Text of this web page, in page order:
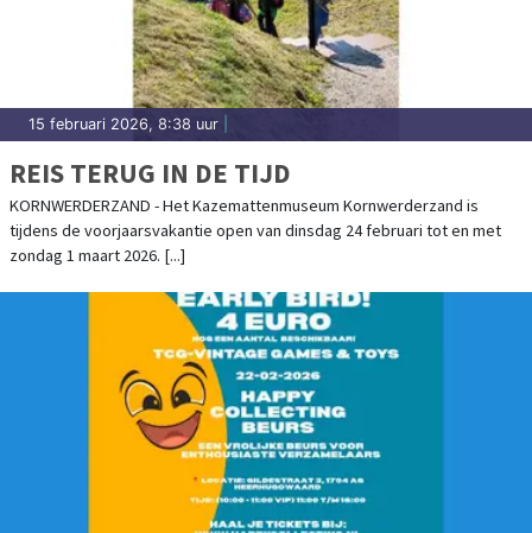
15 februari 2026, 8:38 uur
REIS TERUG IN DE TIJD
KORNWERDERZAND - Het Kazemattenmuseum Kornwerderzand is
tijdens de voorjaarsvakantie open van dinsdag 24 februari tot en met
zondag 1 maart 2026. [...]